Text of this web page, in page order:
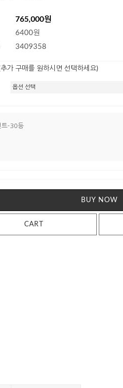
765,000원
6400원
3409358
가 구매를 원하시면 선택하세요)
트-30등
BUY NOW
CART